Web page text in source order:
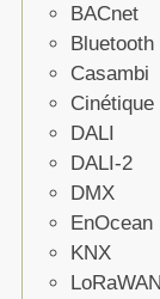
BACnet
Bluetooth
Casambi
Cinétique
DALI
DALI-2
DMX
EnOcean
KNX
LoRaWAN